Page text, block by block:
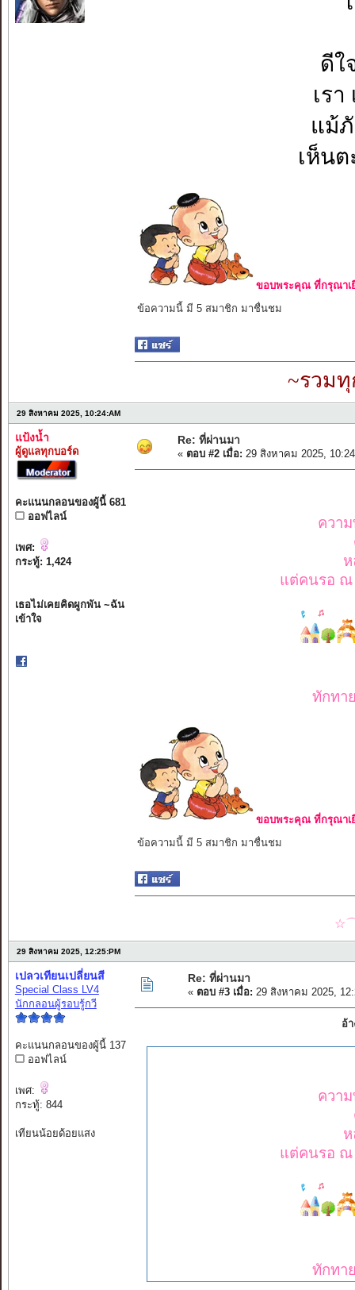
ดีใ
เร
แม้
เห็น
ขอบพระคุณ ที่กรุณาเ
ข้อความนี้ มี 5 สมาชิก มาชื่นชม
~รวมทุ
29 สิงหาคม 2025, 10:24:AM
แป้งน้ำ
ผู้ดูแลทุกบอร์ด
คะแนนกลอนของผู้นี้ 681
ออฟไลน์
เพศ:
กระทู้: 1,424
เธอไม่เคยคิดผูกพัน ~ฉัน
เข้าใจ
Re: ที่ผ่านมา
« ตอบ #2 เมื่อ: 29 สิงหาคม 2025,
ควา
แต่คนรอ ณ
ทักทา
ขอบพระคุณ ที่กรุณาเ
ข้อความนี้ มี 5 สมาชิก มาชื่นชม
☆⌒
29 สิงหาคม 2025, 12:25:PM
เปลวเทียนเปลี่ยนสี
Special Class LV4
นักกลอนผู้รอบรู้กวี
คะแนนกลอนของผู้นี้ 137
ออฟไลน์
เพศ:
กระทู้: 844
เทียนน้อยด้อยแสง
Re: ที่ผ่านมา
« ตอบ #3 เมื่อ: 29 สิงหาคม 2025,
อ้
ควา
แต่คนรอ ณ
ทักทา